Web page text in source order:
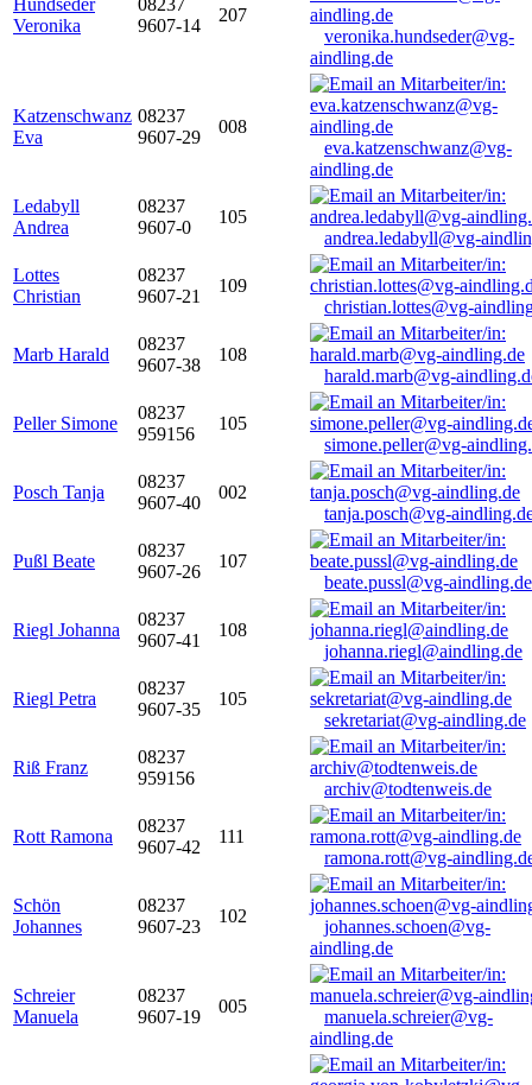
Hundseder
Veronika
08237
9607-14
207
veronika.hundseder@vg-
aindling.de
Katzenschwanz
Eva
08237
9607-29
008
eva.katzenschwanz@vg-
aindling.de
Ledabyll
Andrea
08237
9607-0
105
andrea.ledabyll@vg-
Lottes
Christian
08237
9607-21
109
christian.lottes@vg-
Marb Harald
08237
9607-38
108
harald.marb@vg-
Peller Simone
08237
959156
105
simone.peller@vg-
Posch Tanja
08237
9607-40
002
tanja.posch@vg-
Pußl Beate
08237
9607-26
107
beate.pussl@vg-aindling.de
Riegl Johanna
08237
9607-41
108
johanna.riegl@aindling.de
Riegl Petra
08237
9607-35
105
sekretariat@vg-aindling.de
Riß Franz
08237
959156
archiv@todtenweis.de
Rott Ramona
08237
9607-42
111
ramona.rott@vg-
Schön
Johannes
08237
9607-23
102
johannes.schoen@vg-
aindling.de
Schreier
Manuela
08237
9607-19
005
manuela.schreier@vg-
aindling.de